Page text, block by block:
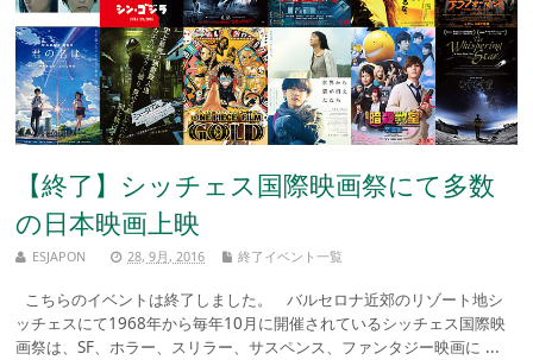
【終了】シッチェス国際映画祭にて多数
の日本映画上映
ESJAPON 28, 9月, 2016 終了イベント一覧
こちらのイベントは終了しました。 バルセロナ近郊のリゾート地シ
ッチェスにて1968年から毎年10月に開催されているシッチェス国際映
画祭は、SF、ホラー、スリラー、サスペンス、ファンタジー映画に ...